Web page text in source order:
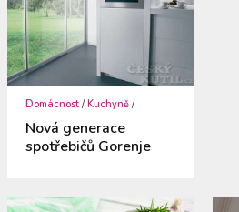
Domácnost /Kuchyně /
Nová generace
spotřebičů Gorenje